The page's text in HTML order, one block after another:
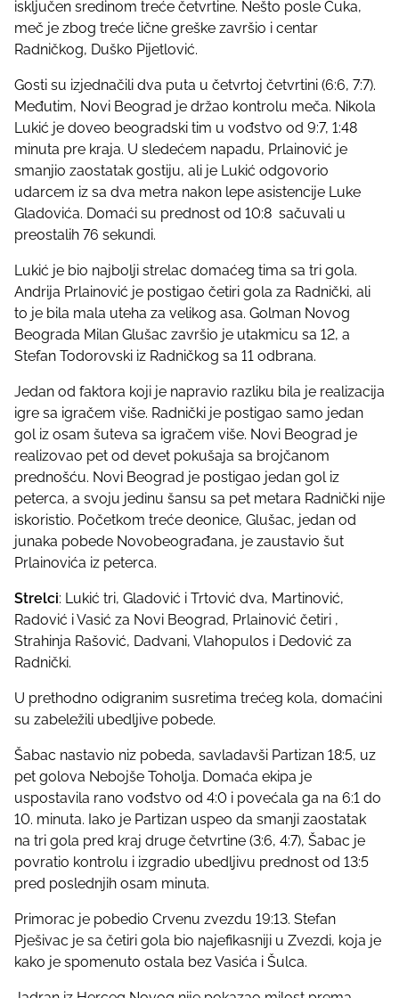
isključen sredinom treće četvrtine. Nešto posle Ćuka,
meč je zbog treće lične greške završio i centar
Radničkog, Duško Pijetlović.
Gosti su izjednačili dva puta u četvrtoj četvrtini (6:6, 7:7).
Međutim, Novi Beograd je držao kontrolu meča. Nikola
Lukić je doveo beogradski tim u vođstvo od 9:7, 1:48
minuta pre kraja. U sledećem napadu, Prlainović je
smanjio zaostatak gostiju, ali je Lukić odgovorio
udarcem iz sa dva metra nakon lepe asistencije Luke
Gladovića. Domaći su prednost od 10:8 sačuvali u
preostalih 76 sekundi.
Lukić je bio najbolji strelac domaćeg tima sa tri gola.
Andrija Prlainović je postigao četiri gola za Radnički, ali
to je bila mala uteha za velikog asa. Golman Novog
Beograda Milan Glušac završio je utakmicu sa 12, a
Stefan Todorovski iz Radničkog sa 11 odbrana.
Jedan od faktora koji je napravio razliku bila je realizacija
igre sa igračem više. Radnički je postigao samo jedan
gol iz osam šuteva sa igračem više. Novi Beograd je
realizovao pet od devet pokušaja sa brojčanom
prednošću. Novi Beograd je postigao jedan gol iz
peterca, a svoju jedinu šansu sa pet metara Radnički nije
iskoristio. Početkom treće deonice, Glušac, jedan od
junaka pobede Novobeograđana, je zaustavio šut
Prlainovića iz peterca.
Strelci: Lukić tri, Gladović i Trtović dva, Martinović,
Radović i Vasić za Novi Beograd, Prlainović četiri ,
Strahinja Rašović, Dadvani, Vlahopulos i Dedović za
Radnički.
U prethodno odigranim susretima trećeg kola, domaćini
su zabeležili ubedljive pobede.
Šabac nastavio niz pobeda, savladavši Partizan 18:5, uz
pet golova Nebojše Toholja. Domaća ekipa je
uspostavila rano vođstvo od 4:0 i povećala ga na 6:1 do
10. minuta. Iako je Partizan uspeo da smanji zaostatak
na tri gola pred kraj druge četvrtine (3:6, 4:7), Šabac je
povratio kontrolu i izgradio ubedljivu prednost od 13:5
pred poslednjih osam minuta.
Primorac je pobedio Crvenu zvezdu 19:13. Stefan
Pješivac je sa četiri gola bio najefikasniji u Zvezdi, koja je
kako je spomenuto ostala bez Vasića i Šulca.